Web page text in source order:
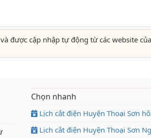
được cập nhập tự động từ các website
Chọn nhanh
Lịch cắt điện Huyện Thoại Sơn
Lịch cắt điện Huyện Thoại Sơn